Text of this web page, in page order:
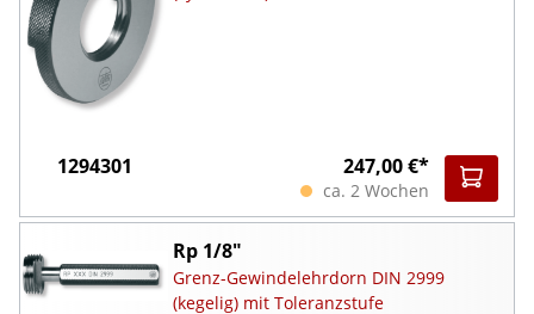
1294301 247,00 €*
ca. 2 Wochen
Rp 1/8"
Grenz-Gewindelehrdorn DIN 2999
(kegelig) mit Toleranzstufe